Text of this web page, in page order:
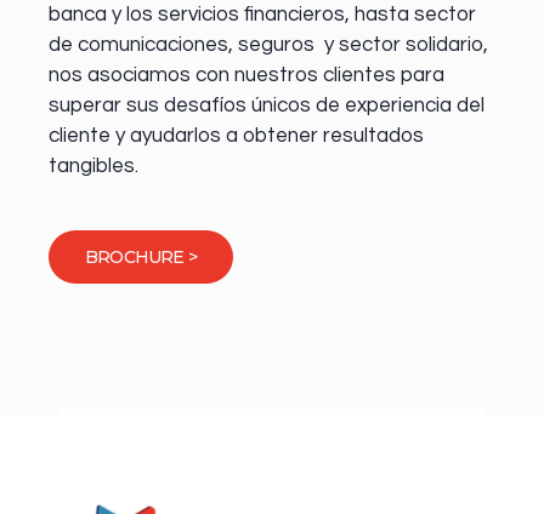
banca y los servicios financieros, hasta sector
de comunicaciones, seguros y sector solidario,
nos asociamos con nuestros clientes para
superar sus desafíos únicos de experiencia del
cliente y ayudarlos a obtener resultados
tangibles.
BROCHURE >